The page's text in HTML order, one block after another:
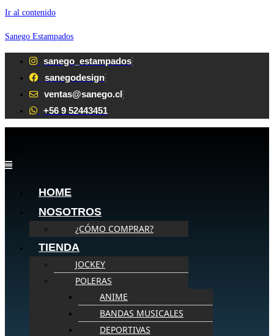
Ir al contenido
Sanego Estampados
sanego_estampados
sanegodesign
ventas@sanego.cl
+56 9 52443451
HOME
NOSOTROS
¿CÓMO COMPRAR?
TIENDA
JOCKEY
POLERAS
ANIME
BANDAS MUSICALES
DEPORTIVAS